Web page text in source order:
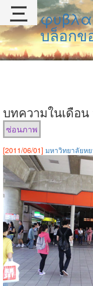
บล็อกข
บทความในเดือน
ซ่อนภาพ
[2011/06/01] มหาวิทยาลัยห
三